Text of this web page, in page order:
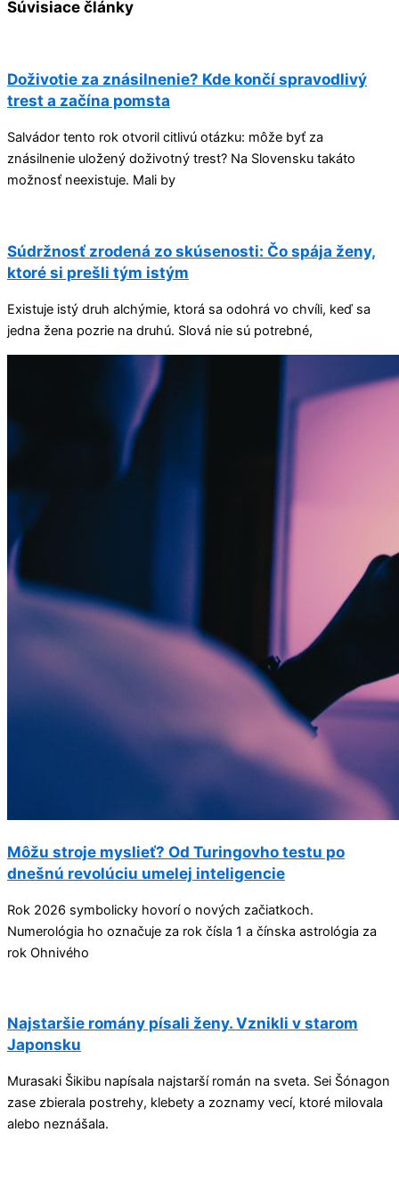
Súvisiace články
Doživotie za znásilnenie? Kde končí spravodlivý
trest a začína pomsta
Salvádor tento rok otvoril citlivú otázku: môže byť za
znásilnenie uložený doživotný trest? Na Slovensku takáto
možnosť neexistuje. Mali by
Súdržnosť zrodená zo skúsenosti: Čo spája ženy,
ktoré si prešli tým istým
Existuje istý druh alchýmie, ktorá sa odohrá vo chvíli, keď sa
jedna žena pozrie na druhú. Slová nie sú potrebné,
Môžu stroje myslieť? Od Turingovho testu po
dnešnú revolúciu umelej inteligencie
Rok 2026 symbolicky hovorí o nových začiatkoch.
Numerológia ho označuje za rok čísla 1 a čínska astrológia za
rok Ohnivého
Najstaršie romány písali ženy. Vznikli v starom
Japonsku
Murasaki Šikibu napísala najstarší román na sveta. Sei Šónagon
zase zbierala postrehy, klebety a zoznamy vecí, ktoré milovala
alebo neznášala.